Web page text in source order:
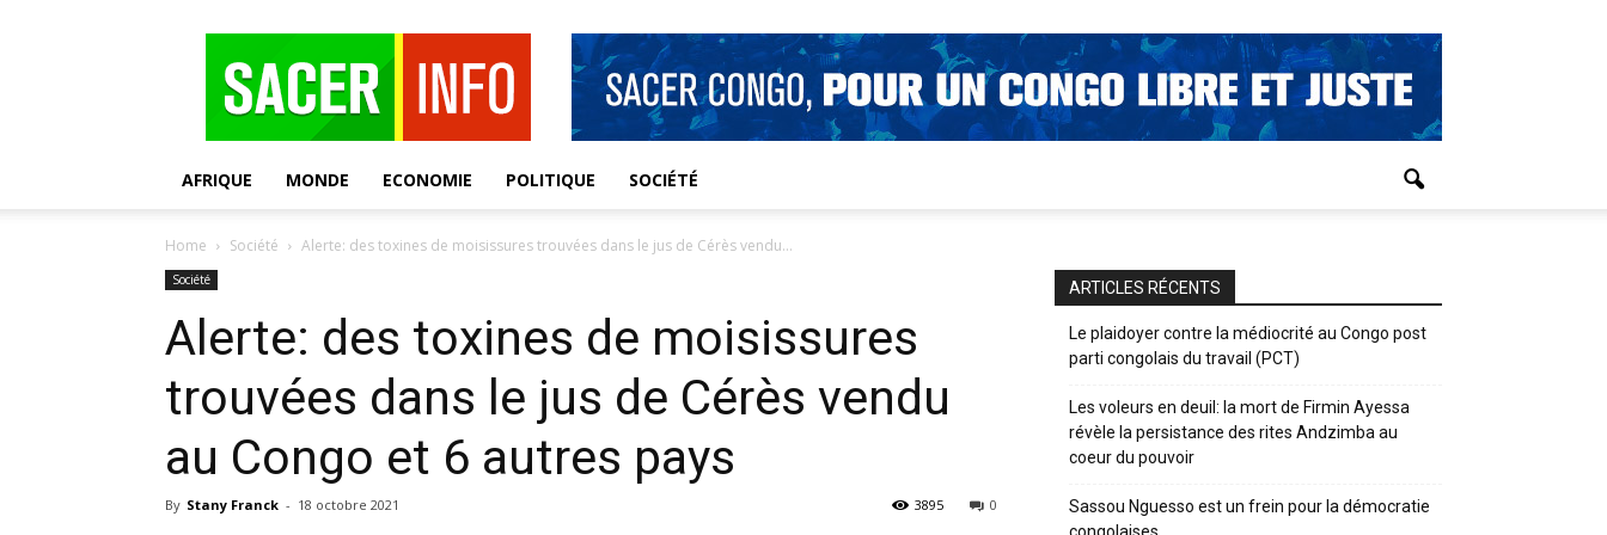
AFRIQUE MONDE ECONOMIE POLITIQUE SOCIÉTÉ
Home Société Alerte: des toxines de moisissures trouvées dans le jus de Cérès vendu...
Société
Alerte: des toxines de moisissures
trouvées dans le jus de Cérès vendu
au Congo et 6 autres pays
By Stany Franck - 18 octobre 2021 0
3895
ARTICLES RÉCENTS
Le plaidoyer contre la médiocrité au Congo post
parti congolais du travail (PCT)
Les voleurs en deuil: la mort de Firmin Ayessa
révèle la persistance des rites Andzimba au
coeur du pouvoir
Sassou Nguesso est un frein pour la démocratie